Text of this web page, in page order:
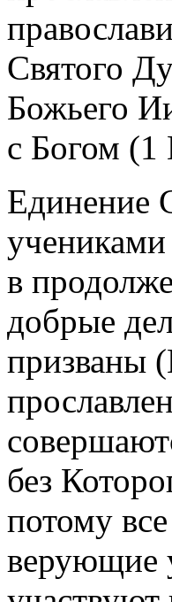
Святого
Божьего
с Богом
Единение
в
добрые
призваны
без
потому
верующие